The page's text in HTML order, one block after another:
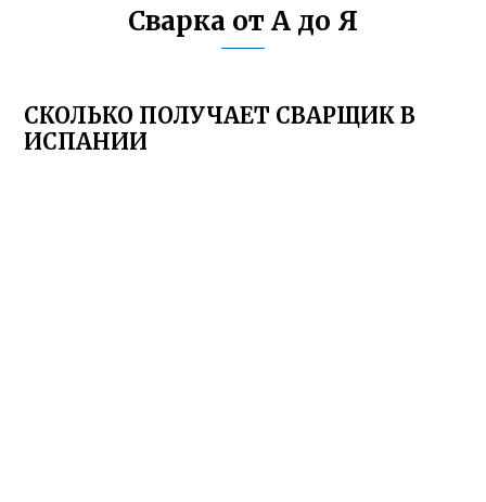
Сварка от А до Я
СКОЛЬКО ПОЛУЧАЕТ СВАРЩИК В
ИСПАНИИ